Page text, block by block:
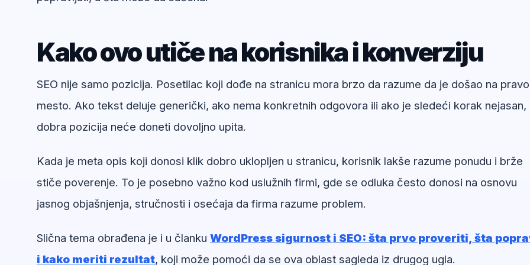
Kako ovo utiče na korisnika i konverziju
SEO nije samo pozicija. Posetilac koji dođe na stranicu mora brzo da razume da je došao na pravo
mesto. Ako tekst deluje generički, ako nema konkretnih odgovora ili ako je sledeći korak nejasan,
dobra pozicija neće doneti dovoljno upita.
Kada je meta opis koji donosi klik dobro uklopljen u stranicu, korisnik lakše razume ponudu i brže
stiče poverenje. To je posebno važno kod uslužnih firmi, gde se odluka često donosi na osnovu
jasnog objašnjenja, stručnosti i osećaja da firma razume problem.
Slična tema obrađena je i u članku WordPress sigurnost i SEO: šta prvo proveriti, šta
i kako meriti rezultat, koji može pomoći da se ova oblast sagleda iz drugog ugla.